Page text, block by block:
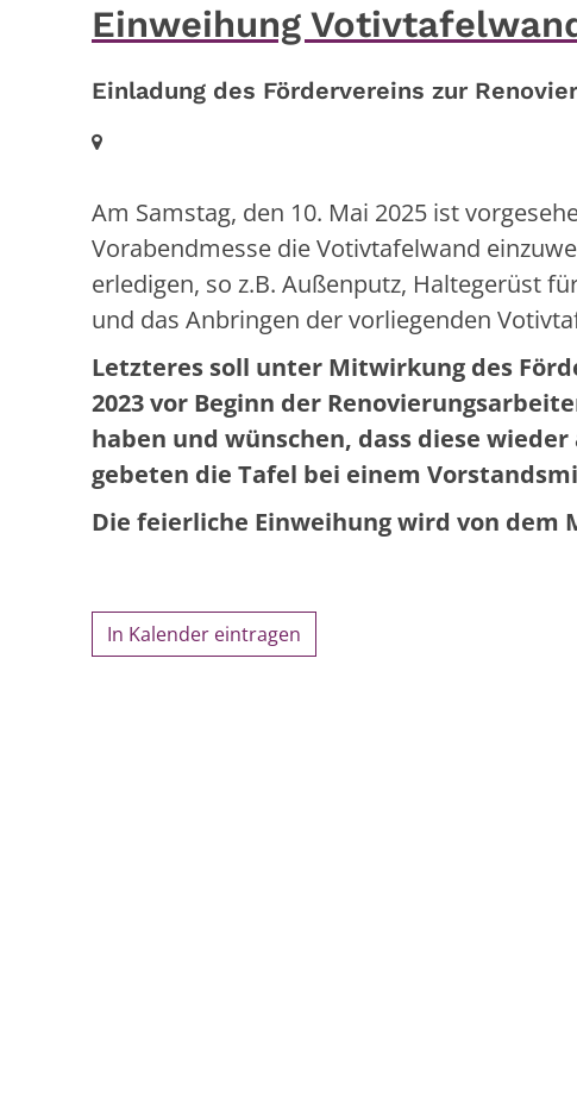
Einweihung
Einladung des Fördervereins zur
Ort:
Am Samstag, den 10. Mai 2025 ist
Vorabendmesse die Votivtafelwand
erledigen, so z.B. Außenputz, Haltegerüst
und das Anbringen der vorliegenden
Letzteres soll unter Mitwirkung des
2023 vor Beginn der
haben und wünschen, dass diese
gebeten die Tafel bei einem
Die feierliche Einweihung wird von
In Kalender eintragen